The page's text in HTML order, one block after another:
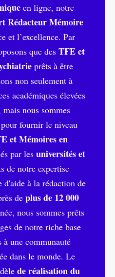
en ligne, notre
Rédacteur Mémoire
et l’excellence. Par
que des TFE et
prêts à être
non seulement à
académiques élevées
nous sommes
fournir le niveau
et Mémoires en
par les universités et
de notre expertise
d'aide à la rédaction de
de plus de 12 000
nous sommes prêts
de notre riche base
à une communauté
dans le monde. Le
de réalisation du